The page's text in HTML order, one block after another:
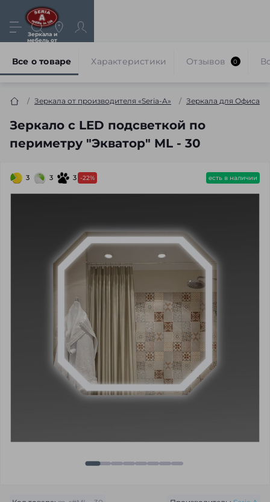
Зеркала и
мебель от
Зеркала от производителя «Seria-A» Зеркала для Офиса
Зеркало с LED подсветкой по
периметру "Экватор" ML - 30
Все о товаре Характеристики Отзывов 0
3 3 3 -22% есть в наличии